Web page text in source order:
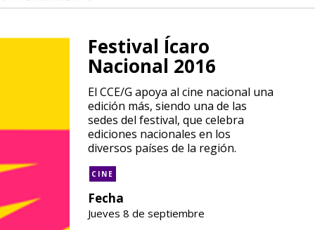
Festival Ícaro
Nacional 2016
El CCE/G apoya al cine nacional una
edición más, siendo una de las
sedes del festival, que celebra
ediciones nacionales en los
diversos países de la región.
CINE
Fecha
Jueves 8 de septiembre